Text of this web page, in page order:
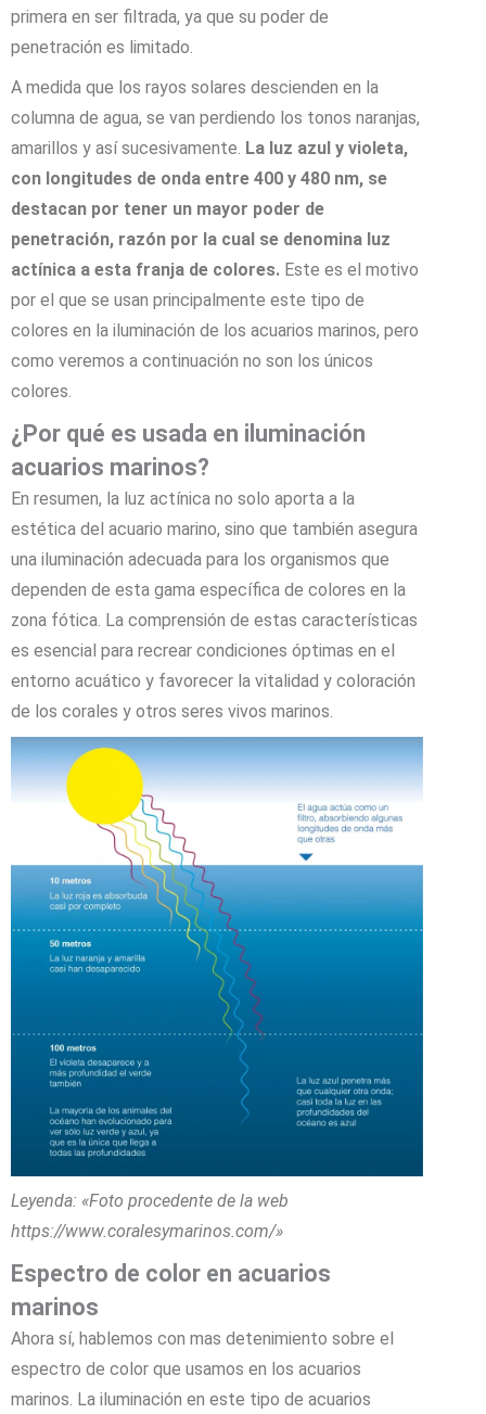
primera en ser filtrada, ya que su poder de
penetración es limitado.
A medida que los rayos solares descienden en la
columna de agua, se van perdiendo los tonos naranjas,
amarillos y así sucesivamente. La luz azul y violeta,
con longitudes de onda entre 400 y 480 nm, se
destacan por tener un mayor poder de
penetración, razón por la cual se denomina luz
actínica a esta franja de colores. Este es el motivo
por el que se usan principalmente este tipo de
colores en la iluminación de los acuarios marinos, pero
como veremos a continuación no son los únicos
colores.
¿Por qué es usada en iluminación
acuarios marinos?
En resumen, la luz actínica no solo aporta a la
estética del acuario marino, sino que también asegura
una iluminación adecuada para los organismos que
dependen de esta gama específica de colores en la
zona fótica. La comprensión de estas características
es esencial para recrear condiciones óptimas en el
entorno acuático y favorecer la vitalidad y coloración
de los corales y otros seres vivos marinos.
Leyenda: «Foto procedente de la web
https://www.coralesymarinos.com/»
Espectro de color en acuarios
marinos
Ahora sí, hablemos con mas detenimiento sobre el
espectro de color que usamos en los acuarios
marinos. La iluminación en este tipo de acuarios